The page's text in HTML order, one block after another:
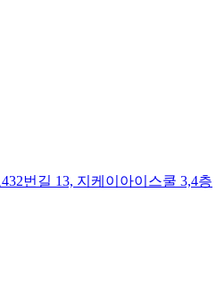
번길 13, 지케이아이스쿨 3,4층